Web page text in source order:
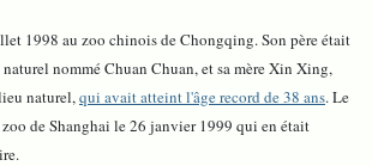
1998 au zoo chinois de Chongqing. Son père était
nommé Chuan Chuan, et sa mère Xin Xing,
naturel,qui avait atteint l'âge record de 38 ans. Le
de Shanghai le 26 janvier 1999 qui en était